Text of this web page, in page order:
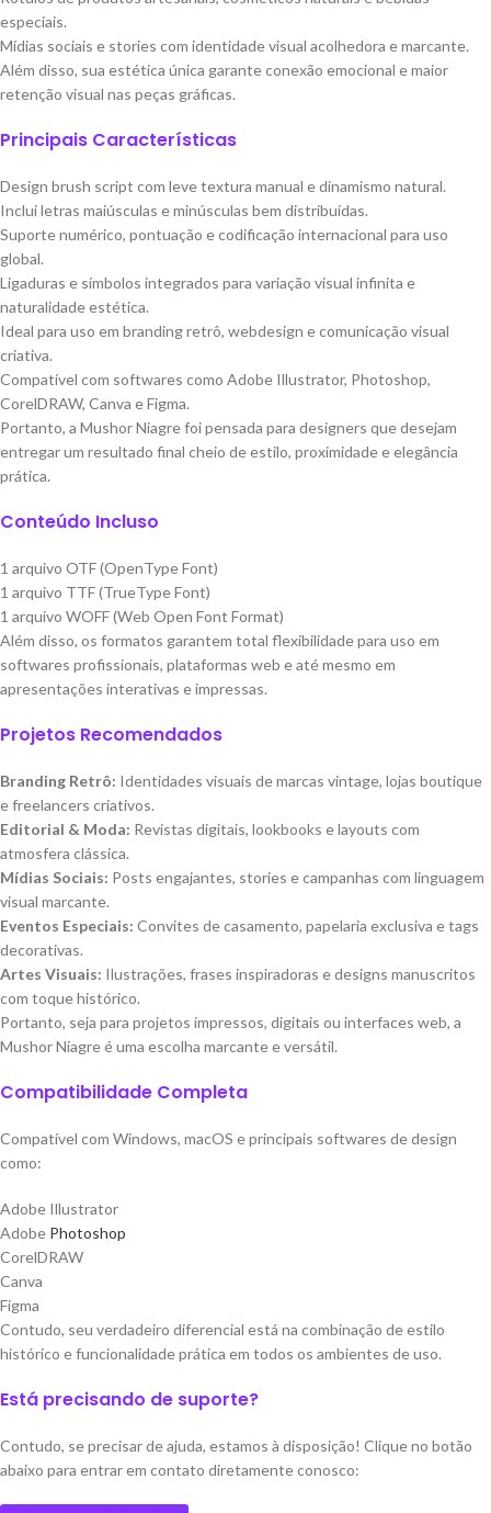
especiais.
Mídias sociais e stories com identidade visual acolhedora e marcante.
Além disso, sua estética única garante conexão emocional e maior
retenção visual nas peças gráficas.
Principais Características
Design brush script com leve textura manual e dinamismo natural.
Inclui letras maiúsculas e minúsculas bem distribuídas.
Suporte numérico, pontuação e codificação internacional para uso
global.
Ligaduras e símbolos integrados para variação visual infinita e
naturalidade estética.
Ideal para uso em branding retrô, webdesign e comunicação visual
criativa.
Compatível com softwares como Adobe Illustrator, Photoshop,
CorelDRAW, Canva e Figma.
Portanto, a Mushor Niagre foi pensada para designers que desejam
entregar um resultado final cheio de estilo, proximidade e elegância
prática.
Conteúdo Incluso
1 arquivo OTF (OpenType Font)
1 arquivo TTF (TrueType Font)
1 arquivo WOFF (Web Open Font Format)
Além disso, os formatos garantem total flexibilidade para uso em
softwares profissionais, plataformas web e até mesmo em
apresentações interativas e impressas.
Projetos Recomendados
Branding Retrô: Identidades visuais de marcas vintage, lojas boutique
e freelancers criativos.
Editorial & Moda: Revistas digitais, lookbooks e layouts com
atmosfera clássica.
Mídias Sociais: Posts engajantes, stories e campanhas com linguagem
visual marcante.
Eventos Especiais: Convites de casamento, papelaria exclusiva e tags
decorativas.
Artes Visuais: Ilustrações, frases inspiradoras e designs manuscritos
com toque histórico.
Portanto, seja para projetos impressos, digitais ou interfaces web, a
Mushor Niagre é uma escolha marcante e versátil.
Compatibilidade Completa
Compatível com Windows, macOS e principais softwares de design
como:
Adobe Illustrator
Adobe Photoshop
CorelDRAW
Canva
Figma
Contudo, seu verdadeiro diferencial está na combinação de estilo
histórico e funcionalidade prática em todos os ambientes de uso.
Está precisando de suporte?
Contudo, se precisar de ajuda, estamos à disposição! Clique no botão
abaixo para entrar em contato diretamente conosco: